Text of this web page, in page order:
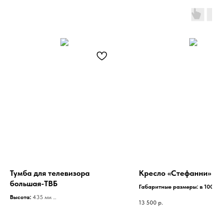
Тумба для телевизора
большая-ТВБ
Высота: 435 мм
Кресло «Стефанни»
Габаритные размеры: в
Наполнение: ППУ, синтепон,
13 500 р.